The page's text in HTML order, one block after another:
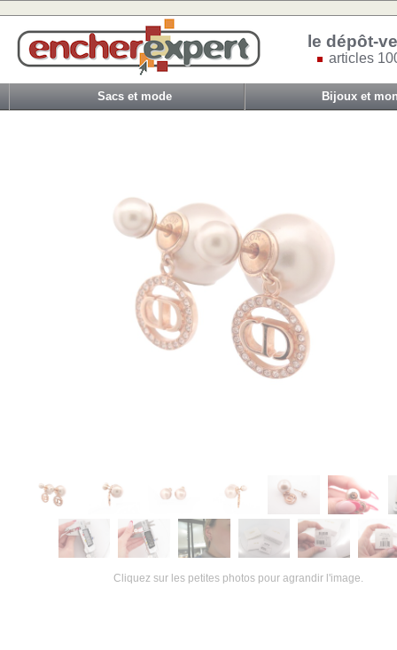
le dépôt-
articles
Sacs et mode Bijoux et
Cliquez sur les petites photos pour agrandir l'image.